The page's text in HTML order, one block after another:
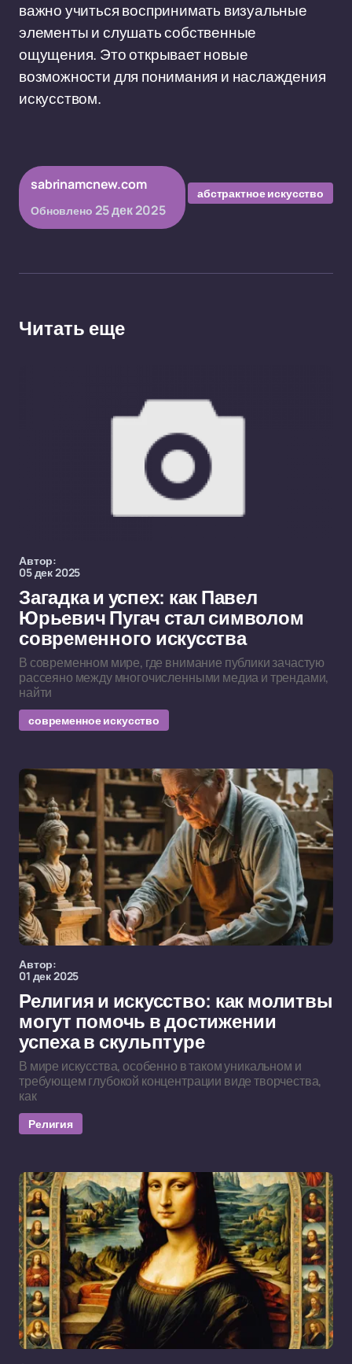
важно учиться воспринимать визуальные
элементы и слушать собственные
ощущения. Это открывает новые
возможности для понимания и наслаждения
искусством.
sabrinamcnew.com
Обновлено 25 дек 2025
абстрактное искусство
Читать еще
Автор:
05 дек 2025
Загадка и успех: как Павел
Юрьевич Пугач стал символом
современного искусства
В современном мире, где внимание публики зачастую
рассеяно между многочисленными медиа и трендами,
найти
современное искусство
Автор:
01 дек 2025
Религия и искусство: как молитвы
могут помочь в достижении
успеха в скульптуре
В мире искусства, особенно в таком уникальном и
требующем глубокой концентрации виде творчества,
как
Религия